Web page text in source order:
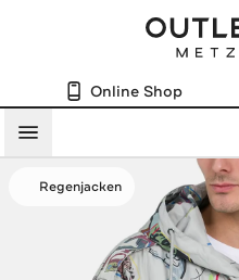
Online Shop
Menü
Regenjacken